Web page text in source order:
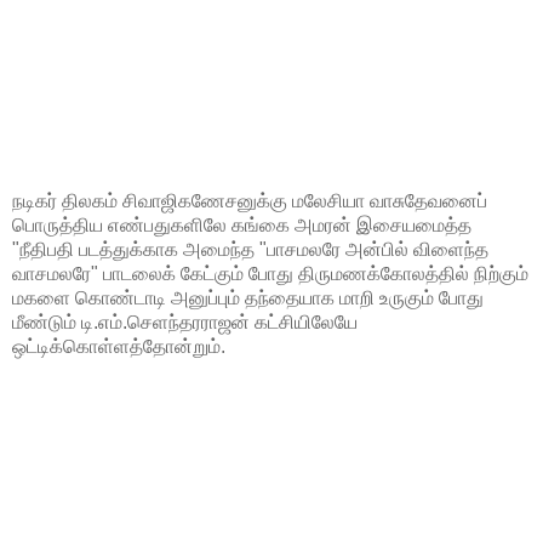
நடிகர் திலகம் சிவாஜிகணேசனுக்கு மலேசியா வாசுதேவனைப்
பொருத்திய எண்பதுகளிலே கங்கை அமரன் இசையமைத்த
"நீதிபதி படத்துக்காக அமைந்த "பாசமலரே அன்பில் விளைந்த
வாசமலரே" பாடலைக் கேட்கும் போது திருமணக்கோலத்தில் நிற்கும்
மகளை கொண்டாடி அனுப்பும் தந்தையாக மாறி உருகும் போது
மீண்டும் டி.எம்.செளந்தரராஜன் கட்சியிலேயே
ஒட்டிக்கொள்ளத்தோன்றும்.